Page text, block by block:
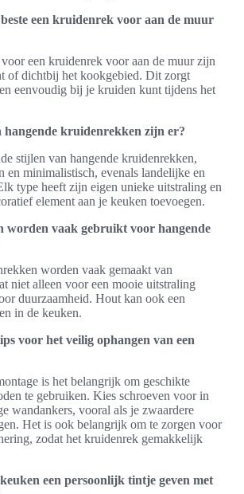
een kruidenrek voor aan de muur
een kruidenrek voor aan de muur zijn
of dichtbij het kookgebied. Dit zorgt
eenvoudig bij je kruiden kunt tijdens het
hangende kruidenrekken zijn er?
stijlen van hangende kruidenrekken,
en minimalistisch, evenals landelijke en
type heeft zijn eigen unieke uitstraling en
element aan je keuken toevoegen.
worden vaak gebruikt voor hangende
worden vaak gemaakt van
niet alleen voor een mooie uitstraling
duurzaamheid. Hout kan ook een
in de keuken.
voor het veilig ophangen van een
is het belangrijk om geschikte
te gebruiken. Kies schroeven voor in
wandankers, vooral als je zwaardere
Het is ook belangrijk om te zorgen voor
zodat het kruidenrek gemakkelijk
een persoonlijk tintje geven met